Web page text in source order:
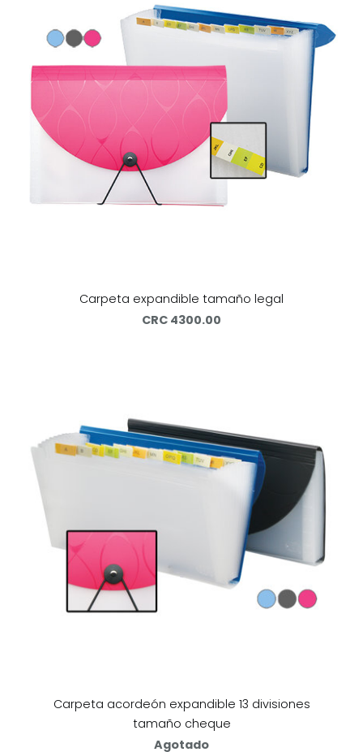
Carpeta expandible tamaño legal
CRC 4300.00
Carpeta acordeón expandible 13 divisiones
tamaño cheque
Agotado